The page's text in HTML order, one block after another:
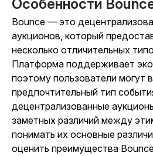
Особенности
Bounce — это
аукционов, который
несколько отличительных
Платформа поддерживает
поэтому пользователи могут
предпочтительный тип
децентрализованные
заметных различий между
понимать их основные
оценить преимущества